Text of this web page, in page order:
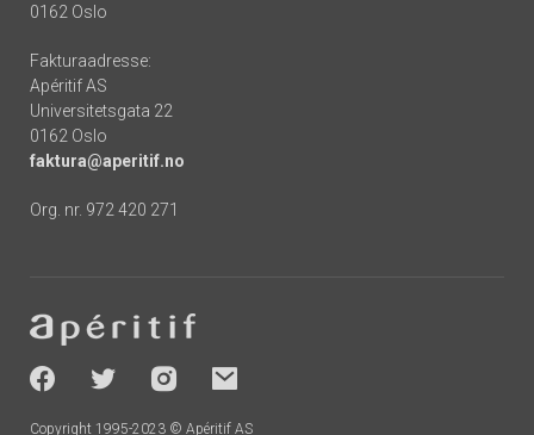
0162 Oslo
Fakturaadresse:
Apéritif AS
Universitetsgata 22
0162 Oslo
faktura@aperitif.no
Org. nr. 972 420 271
-
socials
Copyright 1995-2023 © Apéritif AS